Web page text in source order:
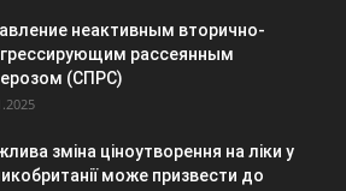
неактивным вторично-
рассеянным
(СПРС)
зміна ціноутворення на ліки у
може призвести до